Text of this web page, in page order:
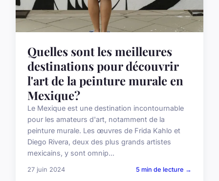
Quelles sont les meilleures
destinations pour découvrir
l'art de la peinture murale en
Mexique?
Le Mexique est une destination incontournable
pour les amateurs d'art, notamment de la
peinture murale. Les œuvres de Frida Kahlo et
Diego Rivera, deux des plus grands artistes
mexicains, y sont omnip...
27 juin 2024 5 min de lecture →